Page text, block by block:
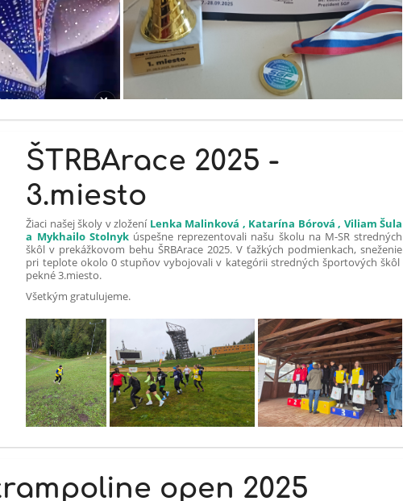
ŠTRBArace 2025 -
3.miesto
Žiaci našej školy v zložení Lenka Malinková , Katarína Bórová , Viliam Šula
a Mykhailo Stolnykúspešne reprezentovali našu školu na M-SR stredných
škôl v prekážkovom behu ŠRBArace 2025. V ťažkých podmienkach, sneženie
pri teplote okolo 0 stupňov vybojovali v kategórii stredných športových škôl
pekné 3.miesto.
Všetkým gratulujeme.
open 2025